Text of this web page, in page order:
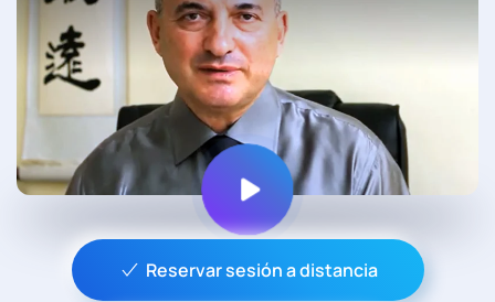
Reservar sesión a distancia